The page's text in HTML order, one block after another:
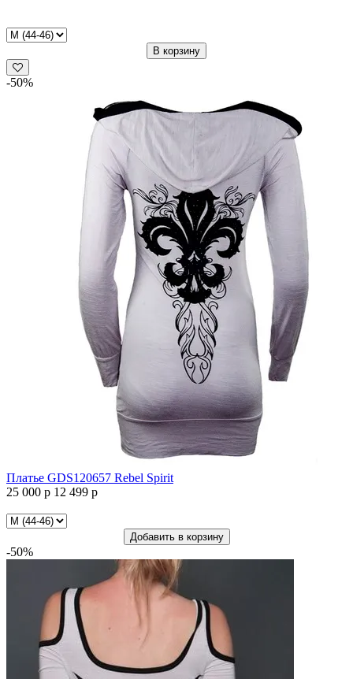
В корзину
-50%
Платье GDS120657 Rebel Spirit
25 000 р 12 499 р
GDS120657
Spirit
Добавить в корзину
-50%